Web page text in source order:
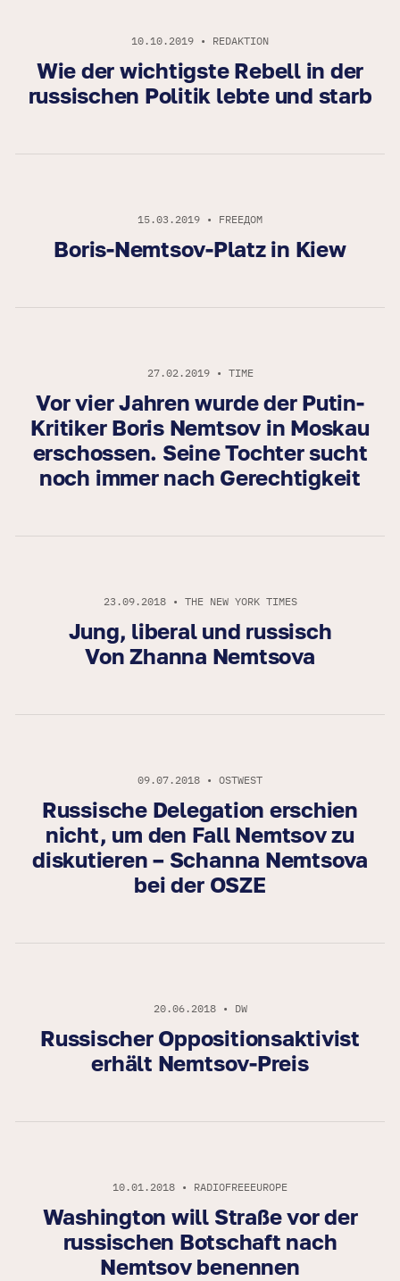
10.10.2019 • REDAKTION
Wie der wichtigste Rebell in der
russischen Politik lebte und starb
15.03.2019 • FREEДОМ
Boris-Nemtsov-Platz in Kiew
27.02.2019 • TIME
Vor vier Jahren wurde der Putin-
Kritiker Boris Nemtsov in Moskau
erschossen. Seine Tochter sucht
noch immer nach Gerechtigkeit
23.09.2018 • THE NEW YORK TIMES
Jung, liberal und russisch
Von Zhanna Nemtsova
09.07.2018 • OSTWEST
Russische Delegation erschien
nicht, um den Fall Nemtsov zu
diskutieren – Schanna Nemtsova
bei der OSZE
20.06.2018 • DW
Russischer Oppositionsaktivist
erhält Nemtsov-Preis
10.01.2018 • RADIOFREEEUROPE
Washington will Straße vor der
russischen Botschaft nach
Nemtsov benennen